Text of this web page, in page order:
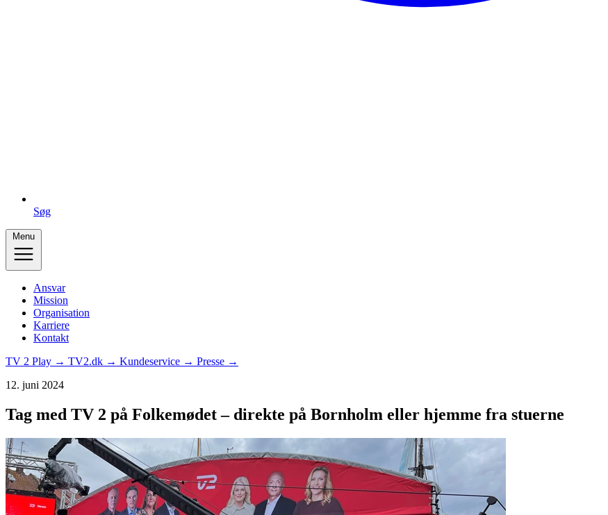
Søg
Menu
Ansvar
Mission
Organisation
Karriere
Kontakt
TV 2 Play → TV2.dk → Kundeservice → Presse →
12. juni 2024
Tag med TV 2 på Folkemødet – direkte på Bornholm eller hjemme fra stuerne